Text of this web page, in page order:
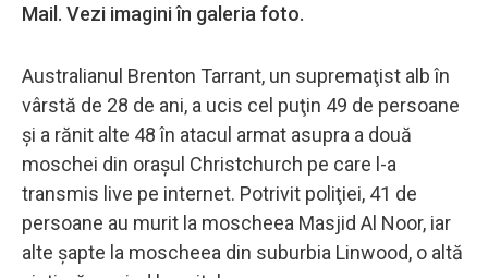
Mail. Vezi imagini în galeria foto.
Australianul Brenton Tarrant, un supremaţist alb în
vârstă de 28 de ani, a ucis cel puţin 49 de persoane
şi a rănit alte 48 în atacul armat asupra a două
moschei din oraşul Christchurch pe care l-a
transmis live pe internet. Potrivit poliţiei, 41 de
persoane au murit la moscheea Masjid Al Noor, iar
alte şapte la moscheea din suburbia Linwood, o altă